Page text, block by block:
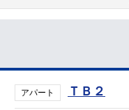
アパート ＴＢ２